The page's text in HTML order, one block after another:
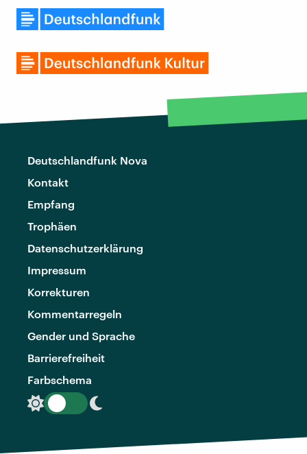
Deutschlandfunk Nova
Kontakt
Empfang
Trophäen
Datenschutzerklärung
Impressum
Korrekturen
Kommentarregeln
Gender und Sprache
Barrierefreiheit
Farbschema